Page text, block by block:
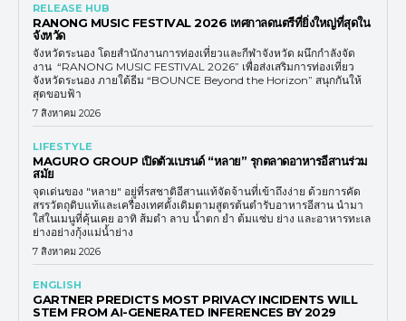
RELEASE HUB
RANONG MUSIC FESTIVAL 2026 เทศกาลดนตรีที่ยิ่งใหญ่ที่สุดใน
จังหวัด
จังหวัดระนอง โดยสำนักงานการท่องเที่ยวและกีฬาจังหวัด ผนึกกำลังจัด
งาน “RANONG MUSIC FESTIVAL 2026” เพื่อส่งเสริมการท่องเที่ยว
จังหวัดระนอง ภายใต้ธีม “BOUNCE Beyond the Horizon” สนุกกันให้
สุดขอบฟ้า
7 สิงหาคม 2026
LIFESTYLE
MAGURO GROUP เปิดตัวแบรนด์ “หลาย” รุกตลาดอาหารอีสานร่วม
สมัย
จุดเด่นของ "หลาย" อยู่ที่รสชาติอีสานแท้จัดจ้านที่เข้าถึงง่าย ด้วยการคัด
สรรวัตถุดิบแท้และเครื่องเทศดั้งเดิมตามสูตรต้นตำรับอาหารอีสาน นำมา
ใส่ในเมนูที่คุ้นเคย อาทิ ส้มตำ ลาบ น้ำตก ยำ ต้มแซ่บ ย่าง และอาหารทะเล
ย่างอย่างกุ้งแม่น้ำย่าง
7 สิงหาคม 2026
ENGLISH
GARTNER PREDICTS MOST PRIVACY INCIDENTS WILL
STEM FROM AI-GENERATED INFERENCES BY 2029